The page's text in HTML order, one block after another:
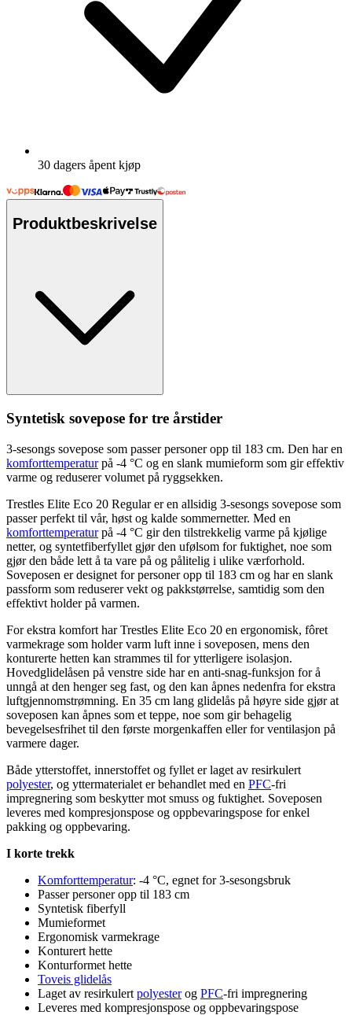
30 dagers åpent kjøp
Produktbeskrivelse
Syntetisk sovepose for tre årstider
3-sesongs sovepose som passerpersoner opp til 183 cm. Den har en
komforttemperaturpå -4 °C og en slank mumieform som gir effektiv
varme og reduserer volumet på ryggsekken.
Trestles Elite Eco 20 Regular er en allsidig 3-sesongs sovepose som
passerperfekt til vår, høst og kalde sommernetter. Med en
komforttemperaturpå -4 °C gir den tilstrekkelig varme på kjølige
netter, og syntetfiberfyllet gjør den ufølsom for fuktighet, noe som
gjør den både lett å ta vare på og pålitelig i ulike værforhold.
Soveposen er designet forpersoner opp til 183 cm og har en slank
passform som reduserer vekt og pakkstørrelse, samtidig som den
effektivt holder på varmen.
For ekstra komfort har Trestles Elite Eco 20 en ergonomisk, fôret
varmekrage som holder varm luft inne i soveposen, mens den
konturerte hetten kan strammes til for ytterligere isolasjon.
Hovedglidelåsen på venstre side har en anti-snag-funksjon for å
unngå at den henger seg fast, og den kan åpnes nedenfra for ekstra
luftgjennomstrømning. En 35 cm lang glidelås på høyre side gjør at
soveposen kan åpnes som et teppe, noe som gir behagelig
bevegelsesfrihet til den første morgenkaffen eller for ventilasjon på
varmere dager.
Både ytterstoffet, innerstoffet og fyllet er laget av resirkulert
polyester, og yttermaterialet er behandlet med en PFC-fri
impregnering som beskytter mot smuss og fuktighet. Soveposen
leveres med kompresjonspose og oppbevaringspose for enkel
pakking og oppbevaring.
I korte trekk
Komforttemperatur: -4 °C, egnet for3-sesongsbruk
Passerpersoner opp til 183 cm
Syntetisk fiberfyll
Mumieformet
Ergonomisk varmekrage
Konturert hette
Konturformet hette
Toveis glidelås
Laget av resirkulert polyesterog PFC-fri impregnering
Leveres med kompresjonspose og oppbevaringspose